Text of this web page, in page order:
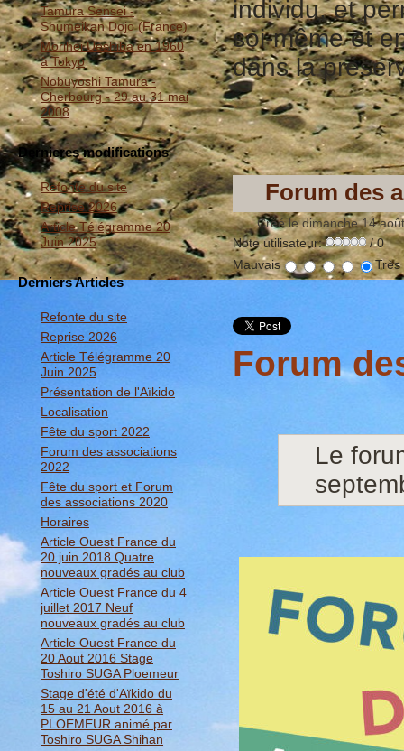
Tamura Sensei -
Shumeikan Dojo (France)
Morihei Ueshiba en 1960
à Tokyo
Nobuyoshi Tamura -
Cherbourg - 29 au 31 mai
2008
Dernieres modifications
Refonte du site
Reprise 2026
Article Télégramme 20
Juin 2025
Derniers Articles
Refonte du site
Reprise 2026
Article Télégramme 20
Juin 2025
Présentation de l'Aïkido
Localisation
Fête du sport 2022
Forum des associations
2022
Fête du sport et Forum
des associations 2020
Horaires
Article Ouest France du
20 juin 2018 Quatre
nouveaux gradés au club
Article Ouest France du 4
juillet 2017 Neuf
nouveaux gradés au club
Article Ouest France du
20 Aout 2016 Stage
Toshiro SUGA Ploemeur
Stage d'été d'Aïkido du
15 au 21 Aout 2016 à
PLOEMEUR animé par
Toshiro SUGA Shihan
individu, et
soi-même et
dans la
Forum des
Créé le dimanche 14
Note utilisateur:
/ 0
Mauvais
Forum
Le